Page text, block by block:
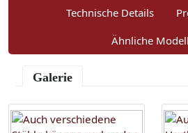
Technische Details
Ähnliche
Galerie